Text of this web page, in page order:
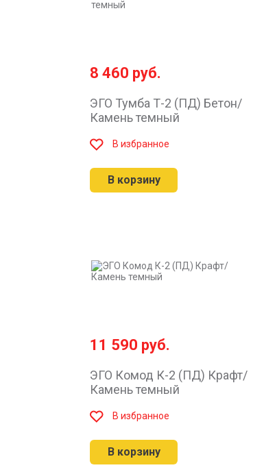
8 460 руб.
ЭГО Тумба Т-2 (ПД) Бетон/
Камень темный
В избранное
В корзину
11 590 руб.
ЭГО Комод К-2 (ПД) Крафт/
Камень темный
В избранное
В корзину